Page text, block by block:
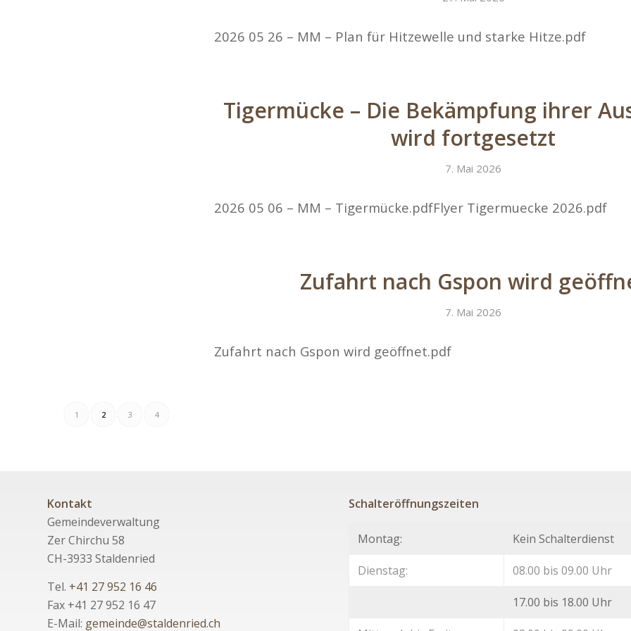
2026 05 26 – MM – Plan für Hitzewelle und starke Hitze.pdf
Tigermücke – Die Bekämpfung ihrer
wird fortgesetzt
7. Mai 2026
2026 05 06 – MM – Tigermücke.pdfFlyer Tigermuecke 2026.pdf
Zufahrt nach Gspon wird
7. Mai 2026
Zufahrt nach Gspon wird geöffnet.pdf
1 2 3 4
Kontakt
Gemeindeverwaltung
Zer Chirchu 58
CH-3933 Staldenried
Tel. +41 27 952 16 46
Fax +41 27 952 16 47
E-Mail: gemeinde@staldenried.ch
Schalteröffnungszeiten
Montag: Kein Schalterdienst
Dienstag: 08.00 bis 09.00 Uhr
17.00 bis 18.00 Uhr